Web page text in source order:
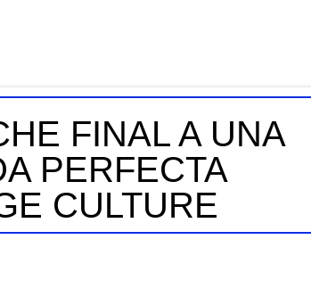
FINAL A UNA
PERFECTA
CULTURE